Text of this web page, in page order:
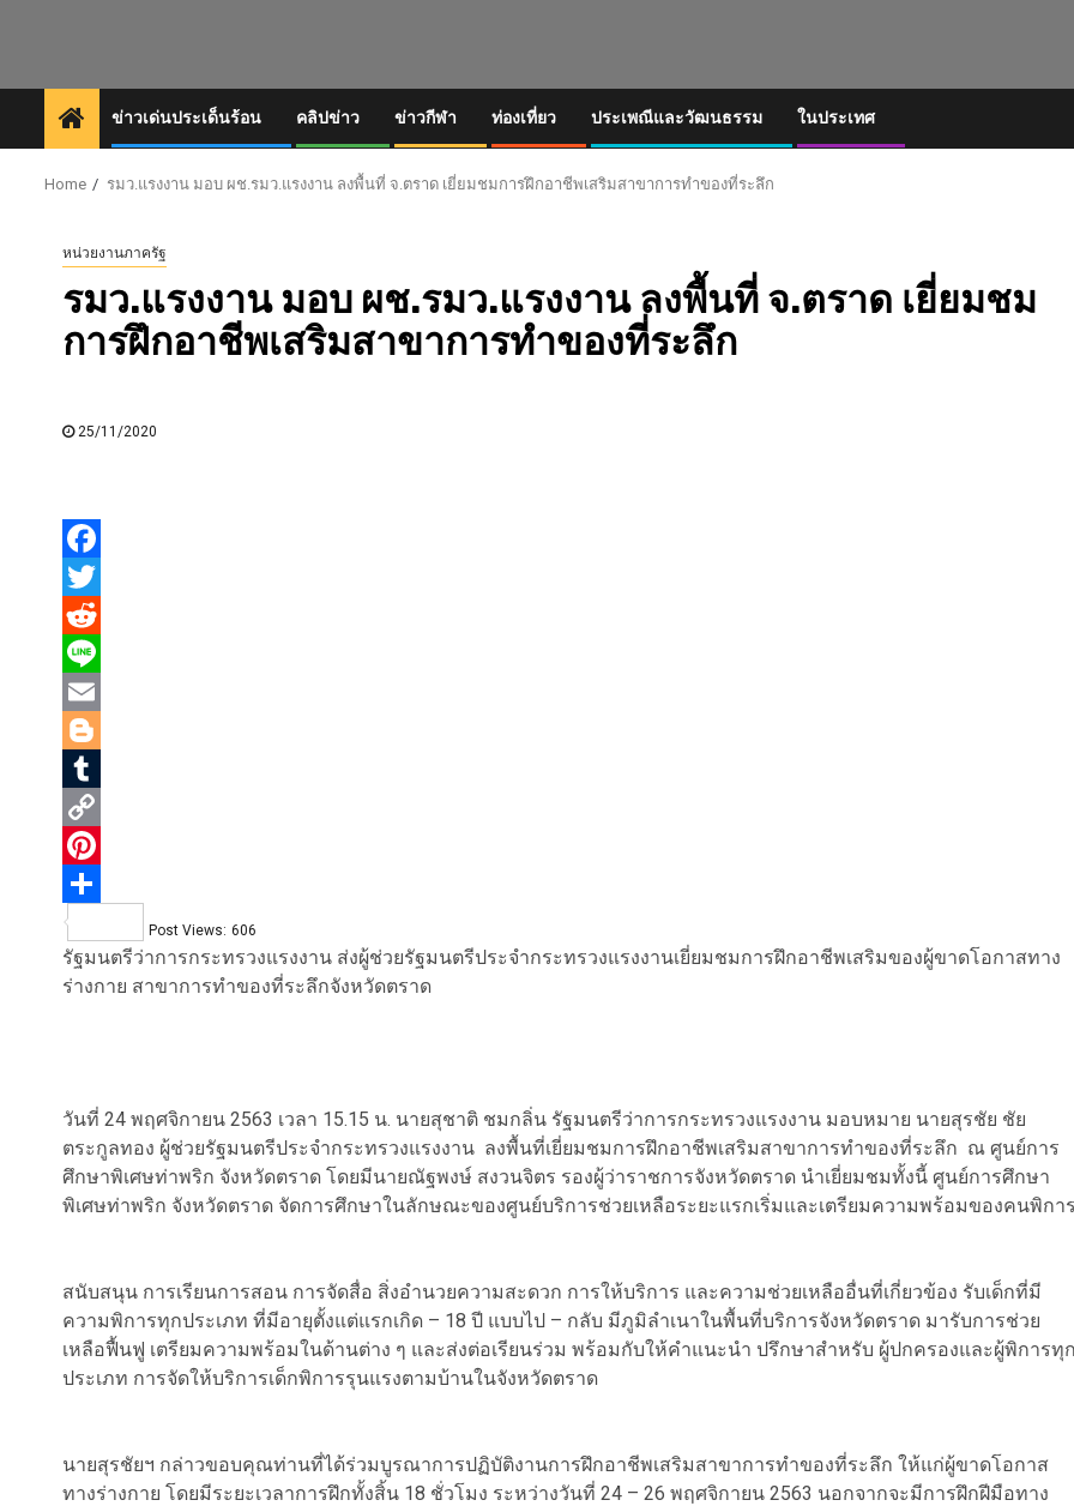
ข่าวเด่นประเด็นร้อน คลิปข่าว ข่าวกีฬา ท่องเที่ยว ประเพณีและวัฒนธรรม ในประเทศ
Home รมว.แรงงาน มอบ ผช.รมว.แรงงาน ลงพื้นที่ จ.ตราด เยี่ยมชมการฝึกอาชีพเสริมสาขาการทำของที่ระลึก
หน่วยงานภาครัฐ
รมว.แรงงาน มอบ ผช.รมว.แรงงาน ลงพื้นที่ จ.ตราด เยี่ยมชม
การฝึกอาชีพเสริมสาขาการทำของที่ระลึก
25/11/2020
Facebook
Twitter
Reddit
Line
Email
Blogger
Tumblr
Copy
Link
Pinterest
Share
Post Views: 606
รัฐมนตรีว่าการกระทรวงแรงงาน ส่งผู้ช่วยรัฐมนตรีประจำกระทรวงแรงงานเยี่ยมชมการฝึกอาชีพเสริมของผู้ขาดโอกาสทาง
ร่างกาย สาขาการทำของที่ระลึกจังหวัดตราด
วันที่ 24 พฤศจิกายน 2563 เวลา 15.15 น. นายสุชาติ ชมกลิ่น รัฐมนตรีว่าการกระทรวงแรงงาน มอบหมาย นายสุรชัย ชัย
ตระกูลทอง ผู้ช่วยรัฐมนตรีประจำกระทรวงแรงงาน ลงพื้นที่เยี่ยมชมการฝึกอาชีพเสริมสาขาการทำของที่ระลึก ณ ศูนย์การ
ศึกษาพิเศษท่าพริก จังหวัดตราด โดยมีนายณัฐพงษ์ สงวนจิตร รองผู้ว่าราชการจังหวัดตราด นำเยี่ยมชมทั้งนี้ ศูนย์การศึกษา
พิเศษท่าพริก จังหวัดตราด จัดการศึกษาในลักษณะของศูนย์บริการช่วยเหลือระยะแรกเริ่มและเตรียมความพร้อมของคนพิการ
สนับสนุน การเรียนการสอน การจัดสื่อ สิ่งอำนวยความสะดวก การให้บริการ และความช่วยเหลืออื่นที่เกี่ยวข้อง รับเด็กที่มี
ความพิการทุกประเภท ที่มีอายุตั้งแต่แรกเกิด – 18 ปี แบบไป – กลับ มีภูมิลำเนาในพื้นที่บริการจังหวัดตราด มารับการช่วย
เหลือฟื้นฟู เตรียมความพร้อมในด้านต่าง ๆ และส่งต่อเรียนร่วม พร้อมกับให้คำแนะนำ ปรึกษาสำหรับ ผู้ปกครองและผู้พิการทุก
ประเภท การจัดให้บริการเด็กพิการรุนแรงตามบ้านในจังหวัดตราด
นายสุรชัยฯ กล่าวขอบคุณท่านที่ได้ร่วมบูรณาการปฏิบัติงานการฝึกอาชีพเสริมสาขาการทำของที่ระลึก ให้แก่ผู้ขาดโอกาส
ทางร่างกาย โดยมีระยะเวลาการฝึกทั้งสิ้น 18 ชั่วโมง ระหว่างวันที่ 24 – 26 พฤศจิกายน 2563 นอกจากจะมีการฝึกฝีมือทาง